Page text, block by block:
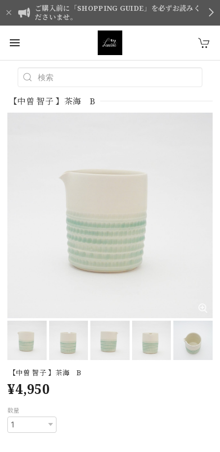
ご購入前に「SHOPPING GUIDE」を必ずお読みく
ださいませ。
【中曽 智子 】茶海 B
【中曽 智子 】茶海 B
¥4,950
数量